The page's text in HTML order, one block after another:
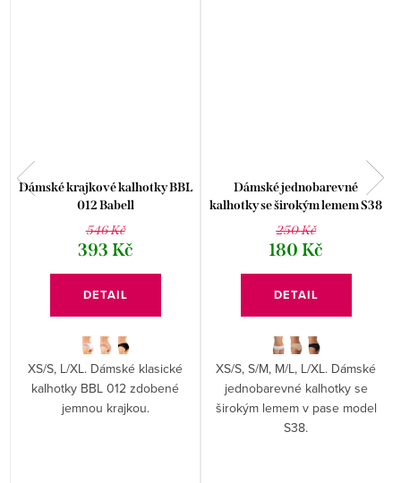
Dámské krajkové kalhotky BBL
012 Babell
546 Kč
393 Kč
DETAIL
XS/S, L/XL. Dámské klasické
kalhotky BBL 012 zdobené
jemnou krajkou.
Dámské jednobarevné
kalhotky se širokým lemem S38
Risveglia
250 Kč
180 Kč
DETAIL
XS/S, S/M, M/L, L/XL. Dámské
jednobarevné kalhotky se
širokým lemem v pase model
S38.